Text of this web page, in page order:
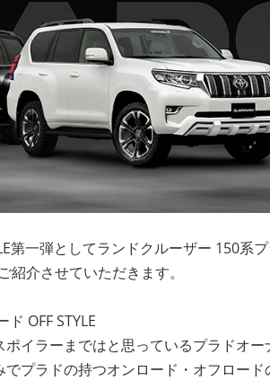
第一弾としてランドクルーザー 150系プ
介させていただきます。
OFF STYLE
イラーまではと思っているプラドオー
プラドの持つオンロード・オフロード